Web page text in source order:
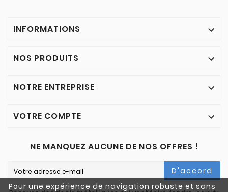
Pour une expérience de navigation robuste et sans
INFORMATIONS 
NOS PRODUITS 
NOTRE ENTREPRISE 
VOTRE COMPTE 
NE MANQUEZ AUCUNE DE NOS OFFRES !
D'accord